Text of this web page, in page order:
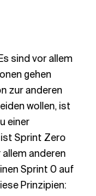
sind vor allem
gehen
zur anderen
wollen, ist
einer
Sprint Zero
anderen
Sprint 0 auf
Prinzipien: